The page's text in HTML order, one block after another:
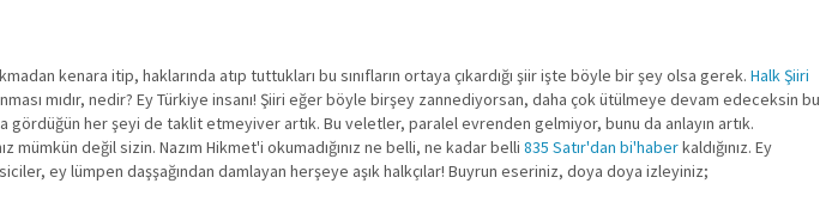
kenara itip, haklarında atıp tuttukları bu sınıfların ortaya çıkardığı şiir işte böyle bir şey olsa gerek. Halk Şiiri
mıdır, nedir? Ey Türkiye insanı! Şiiri eğer böyle birşey zannediyorsan, daha çok ütülmeye devam edeceksin bu
her şeyi de taklit etmeyiver artık. Bu veletler, paralel evrenden gelmiyor, bunu da anlayın artık.
mümkün değil sizin. Nazım Hikmet'i okumadığınız ne belli, ne kadar belli 835 Satır'dan bi'haberkaldığınız. Ey
ey lümpen daşşağından damlayan herşeye aşık halkçılar! Buyrun eseriniz, doya doya izleyiniz;